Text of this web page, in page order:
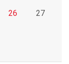
26
27